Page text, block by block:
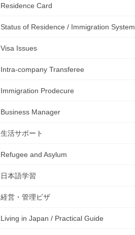
Residence Card
Status of Residence / Immigration System
Visa Issues
Intra-company Transferee
Immigration Prodecure
Business Manager
生活サポート
Refugee and Asylum
日本語学習
経営・管理ビザ
Living in Japan / Practical Guide